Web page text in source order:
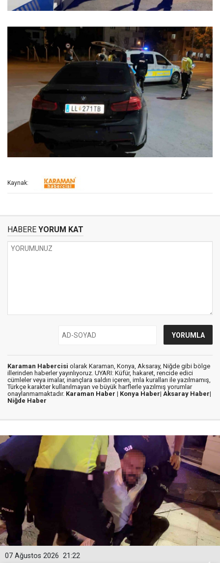
Kaynak:
HABERE YORUM KAT
Karaman Habercisi olarak Karaman, Konya, Aksaray, Niğde gibi bölge
illerinden haberler yayınlıyoruz. UYARI: Küfür, hakaret, rencide edici
cümleler veya imalar, inançlara saldırı içeren, imla kuralları ile yazılmamış,
Türkçe karakter kullanılmayan ve büyük harflerle yazılmış yorumlar
onaylanmamaktadır. Karaman Haber | Konya Haber| Aksaray Haber|
Niğde Haber
21:22
07 Ağustos 2026